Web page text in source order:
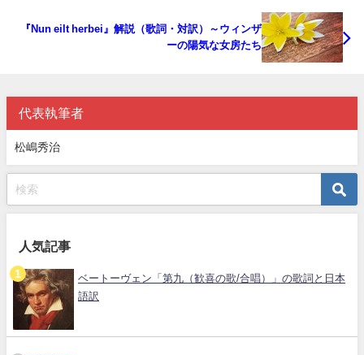
『Nun eilt herbei』解説（歌詞・対訳）～ウィンザ
ーの陽気な女房たち
代表執筆者
松嶋秀治
人気記事
ベートーヴェン「第九（歓喜の歌/合唱）」の歌詞と日本
語訳